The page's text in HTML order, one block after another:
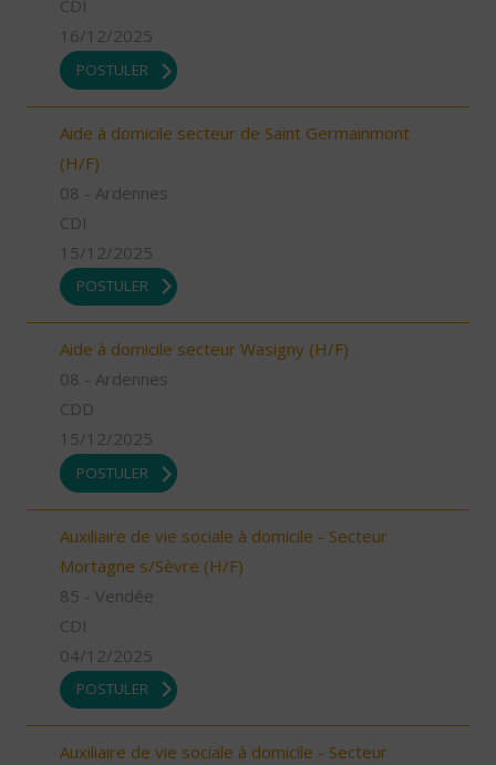
CDI
16/12/2025
POSTULER
Aide à domicile secteur de Saint Germainmont
(H/F)
08 - Ardennes
CDI
15/12/2025
POSTULER
Aide à domicile secteur Wasigny (H/F)
08 - Ardennes
CDD
15/12/2025
POSTULER
Auxiliaire de vie sociale à domicile - Secteur
Mortagne s/Sèvre (H/F)
85 - Vendée
CDI
04/12/2025
POSTULER
Auxiliaire de vie sociale à domicile - Secteur